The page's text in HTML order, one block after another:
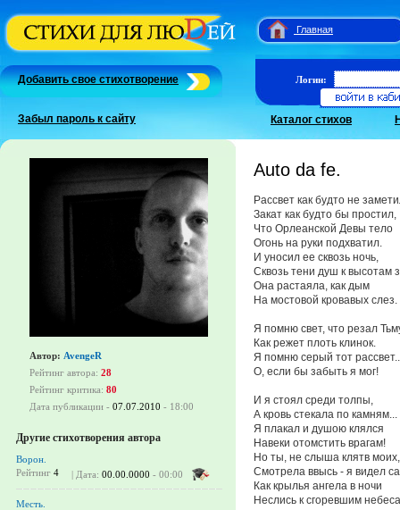
Главная
Добавить свое стихотворение
Забыл пароль к сайту
Логин:
Каталог стихов
Автор: AvengeR
Рейтинг автора: 28
Рейтинг критика: 80
Дата публикации - 07.07.2010 - 18:00
Другие стихотворения автора
Ворон.
Рейтинг 4 | Дата: 00.00.0000 - 00:00
Месть.
Auto da fe.
Рассвет как будто не
Закат как будто бы простил,
Что Орлеанской Девы тело
Огонь на руки подхватил.
И уносил ее сквозь ночь,
Сквозь тени душ к высотам
Она растаяла, как дым
На мостовой кровавых слез.
Я помню свет, что резал
Как режет плоть клинок.
Я помню серый тот
О, если бы забыть я мог!
И я стоял среди толпы,
А кровь стекала по камням...
Я плакал и душою клялся
Навеки отомстить врагам!
Но ты, не слыша клятв моих,
Смотрела ввысь - я видел
Как крылья ангела в ночи
Неслись к сгоревшим